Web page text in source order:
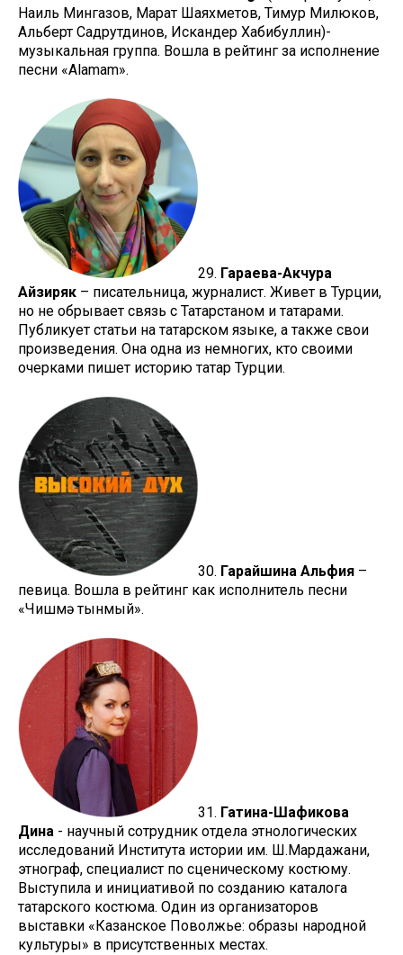
Наиль Мингазов, Марат Шаяхметов, Тимур Милюков,
Альберт Садрутдинов, Искандер Хабибуллин)-
музыкальная группа. Вошла в рейтинг за исполнение
песни «Alamam».
29. Гараева-Акчура
Айзиряк – писательница, журналист. Живет в Турции,
но не обрывает связь с Татарстаном и татарами.
Публикует статьи на татарском языке, а также свои
произведения. Она одна из немногих, кто своими
очерками пишет историю татар Турции.
30. Гарайшина Альфия –
певица. Вошла в рейтинг как исполнитель песни
«Чишмә тынмый».
31. Гатина-Шафикова
Дина - научный сотрудник отдела этнологических
исследований Института истории им. Ш.Мардажани,
этнограф, специалист по сценическому костюму.
Выступила и инициативой по созданию каталога
татарского костюма. Один из организаторов
выставки «Казанское Поволжье: образы народной
культуры» в присутственных местах.